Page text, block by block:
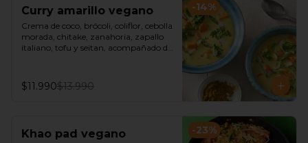
-14%
Curry amarillo vegano
Crema de coco, brócoli, coliflor, cebolla
morada, chitake, zanahoria, zapallo
italiano, tofu y seitan, acompañado de
$11.990$13.990
-23%
Khao pad vegano